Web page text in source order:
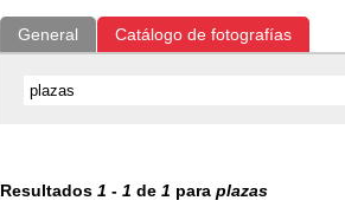
General Catálogo de fotografías
Resultados 1 - 1 de 1 para plazas